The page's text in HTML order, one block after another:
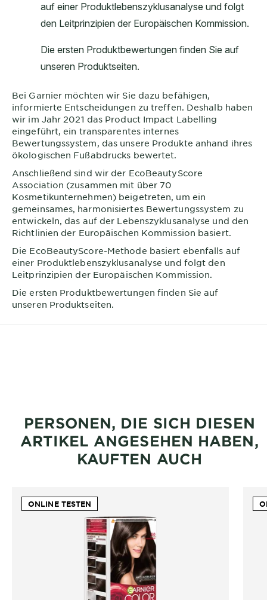
Bei Garnier möchten wir Sie dazu befähigen,
informierte Entscheidungen zu treffen. Deshalb haben
wir im Jahr 2021 das Product Impact Labelling
eingeführt, ein transparentes internes
Bewertungssystem, das unsere Produkte anhand ihres
ökologischen Fußabdrucks bewertet.
Anschließend sind wir der EcoBeautyScore
Association (zusammen mit über 70
Kosmetikunternehmen) beigetreten, um ein
gemeinsames, harmonisiertes Bewertungssystem zu
entwickeln, das auf der Lebenszyklusanalyse und den
Richtlinien der Europäischen Kommission basiert.
Die EcoBeautyScore-Methode basiert ebenfalls auf
einer Produktlebenszyklusanalyse und folgt den
Leitprinzipien der Europäischen Kommission.
Die ersten Produktbewertungen finden Sie auf
unseren Produktseiten.
PERSONEN, DIE SICH DIESEN
ARTIKEL ANGESEHEN HABEN,
KAUFTEN AUCH
ONLINE TESTEN